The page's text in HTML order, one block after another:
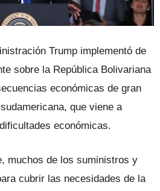
Trump implementó de
sobre la República Bolivariana
económicas de gran
que viene a
económicas.
muchos de los suministros y
cubrir las necesidades de la